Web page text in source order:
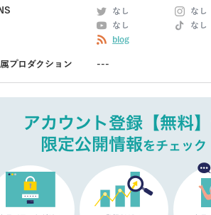
なし
なし
なし
なし
blog
プロダクション ---